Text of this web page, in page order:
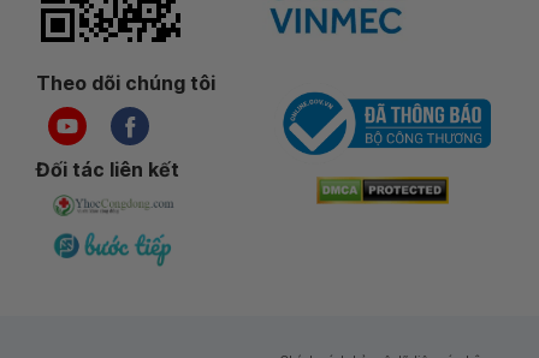
Theo dõi chúng tôi
Đối tác liên kết